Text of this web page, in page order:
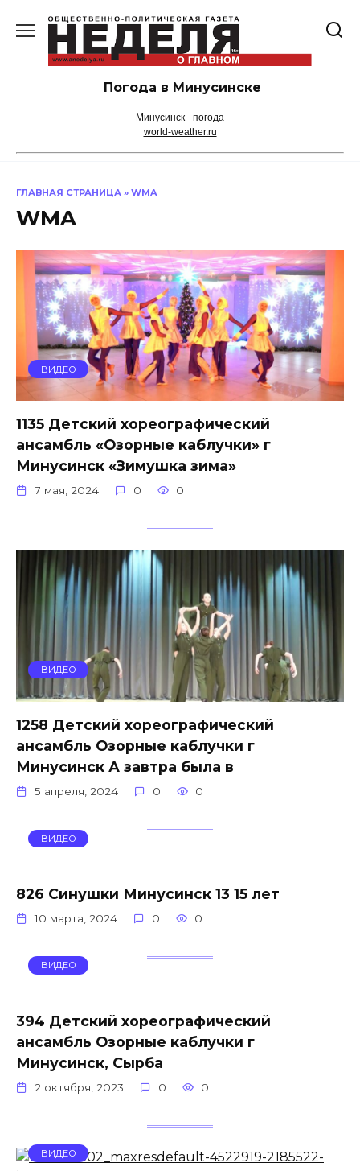
содержанию
Погода в Минусинске
Минусинск - погода
world-weather.ru
ГЛАВНАЯ СТРАНИЦА » WMA
WMA
ВИДЕО
1135 Детский хореографический
ансамбль «Озорные каблучки» г
Минусинск «Зимушка зима»
7 мая, 2024 0 0
ВИДЕО
1258 Детский хореографический
ансамбль Озорные каблучки г
Минусинск А завтра была в
5 апреля, 2024 0 0
ВИДЕО
826 Синушки Минусинск 13 15 лет
10 марта, 2024 0 0
ВИДЕО
394 Детский хореографический
ансамбль Озорные каблучки г
Минусинск, Сырба
2 октября, 2023 0 0
ВИДЕО